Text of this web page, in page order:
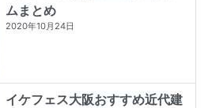
ムまとめ
2020年10月24日
イケフェス大阪おすすめ近代建